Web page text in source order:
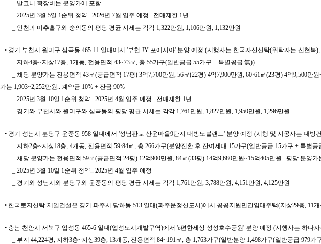
_ 발코니 확장비는 분양가에 포함
_ 2025년 3월 5일 1순위 청약.. 2026년 7월 입주 예정.. 전매제한 1년
_ 인천과 미추홀구와 숭의동의 평당 평균 시세는 각각 1,322만원, 1,106만원, 1,132만원
• 경기 부천시 원미구 심곡동 465-11 일대에서 '부천 JY 포에시아' 분양 예정 (시행사는 한국자산신탁(위탁자는 신현
_ 지하4층~지상17층, 1개동, 전용면적 43~73㎡, 총 55가구(일반공급 55가구 + 특별공급 無))
_ 채당 분양가는 전용면적 43㎡(공급면적 17평) 3억7,700만원, 56㎡(22평) 4억7,900만원, 60·61㎡(23평) 4억9,500
가는 1,903~2,252만원.. 계약금 10% + 잔금 90%
_ 2025년 3월 10일 1순위 청약.. 2025년 4월 입주 예정.. 전매제한 1년
_ 경기와 부천시와 원미구와 심곡동의 평당 평균 시세는 각각 1,761만원, 1,827만원, 1,950만원, 1,296만원
• 경기 성남시 분당구 운중동 958 일대에서 '성남판교 산운마을9단지 대방노블랜드' 분양 예정 (시행 및 시공사는 대방
_ 지하2층~지상18층, 4개동, 전용면적 59·84㎡, 총 266가구(분양전환 후 잔여세대 15가구(일반공급 15가구 + 특별공
_ 채당 분양가는 전용면적 59㎡(공급면적 24평) 12억900만원, 84㎡(33평) 14억9,680만원~15억405만원.. 평당 분양
_ 2025년 3월 10일 1순위 청약.. 2025년 4월 입주 예정
_ 경기와 성남시와 분당구와 운중동의 평당 평균 시세는 각각 1,761만원, 3,788만원, 4,151만원, 4,125만원
• 한국토지신탁·제일건설은 경기 파주시 당하동 513 일대(파주운정신도시)에서 공공지원민간임대주택(지상29층, 11
• 충남 천안시 서북구 업성동 465-6 일대(업성도시개발구역)에서 'e편한세상 성성호수공원' 분양 예정 (시행사는 하나
_ 부지 44,224평, 지하3층~지상39층, 13개동, 전용면적 84~191㎡, 총 1,763가구(일반분양 1,498가구(일반공급 979